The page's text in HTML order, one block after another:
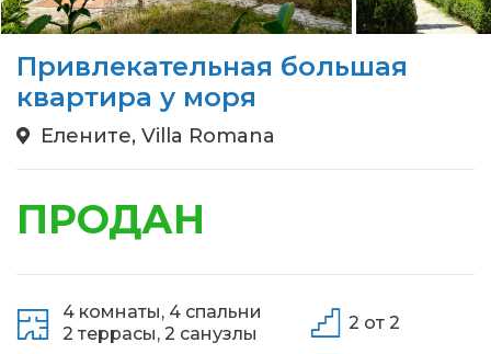
Привлекательная большая
квартира у моря
Елените, Villa Romana
ПРОДАН
4 комнаты, 4 спальни
2 террасы, 2 санузлы
2 от 2